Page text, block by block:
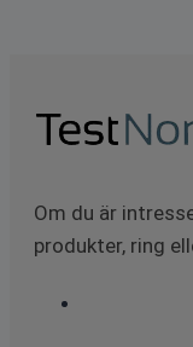
Om du är
produkter, ring